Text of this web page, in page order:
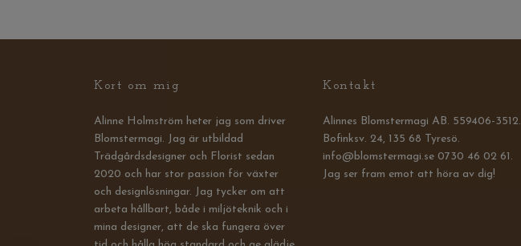
Kort om mig
Alinne Holmström heter jag som driver
Blomstermagi. Jag är utbildad
Trädgårdsdesigner och Florist sedan
2020 och har stor passion för växter
och designlösningar. Jag tycker om att
arbeta hållbart, både i miljöteknik och i
mina designer, att de ska fungera över
Kontakt
Alinnes Blomstermagi AB. 559406-3512.
Bofinksv. 24, 135 68 Tyresö.
info@blomstermagi.se 0730 46 02 61.
Jag ser fram emot att höra av dig!